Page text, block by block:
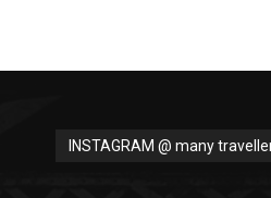
INSTAGRAM @ many